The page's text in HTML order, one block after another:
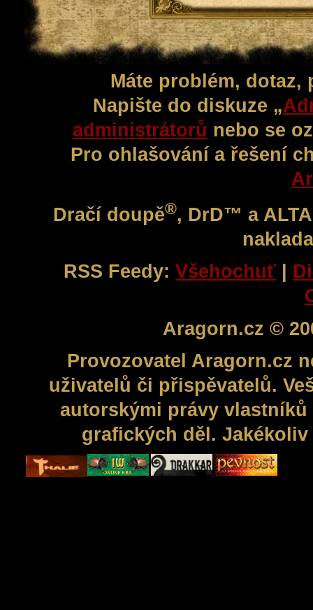
Máte problém,
Napište do diskuze „
administrátorů nebo se
Pro ohlašování a řešení
Dračí doupě®, DrD™ a
RSS Feedy: Všehochuť
Aragorn.cz ©
Provozovatel Aragorn.cz
uživatelů či přispěvatelů.
autorskými právy
grafických děl.